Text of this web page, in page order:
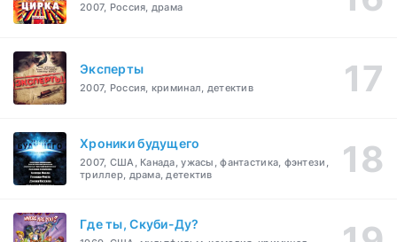
2007, Россия, драма
Эксперты
2007, Россия, криминал, детектив
Хроники будущего
2007, США, Канада, ужасы, фантастика, фэнтези,
триллер, драма, детектив
Где ты, Скуби-Ду?